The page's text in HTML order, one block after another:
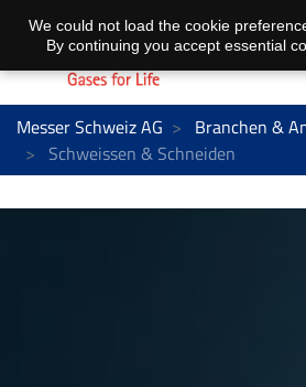
Messer Schweiz AG
Branchen &
Schweissen & Schneiden
We could not load the cookie
By continuing you accept essential